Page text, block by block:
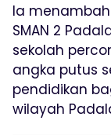
Ia
SMAN 2
sekolah
angka putus
pendidikan
wilayah